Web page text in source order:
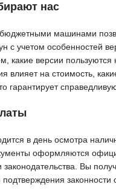
нас
машинами
с учетом особенностей
какие версии пользуются
влияет на стоимость,
гарантирует
в день осмотра
оформляются
законодательства. Вы
законности